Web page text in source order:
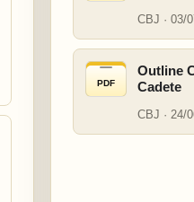
CBJ · 03/
PDF
Outline
Cadete
CBJ · 24/